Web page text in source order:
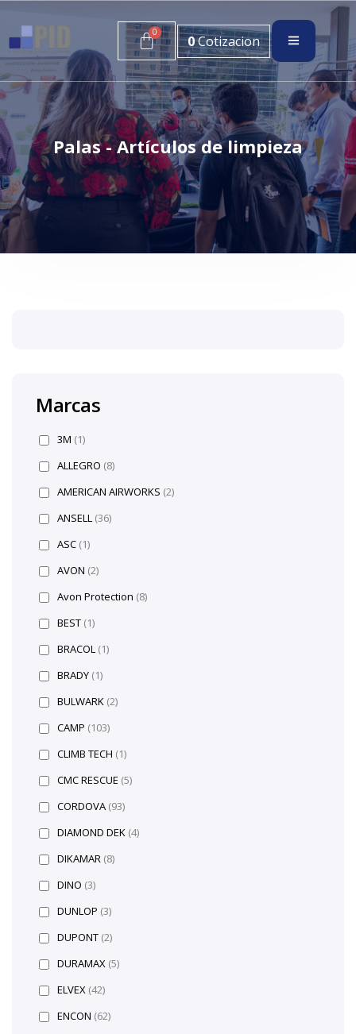
0Cotizacion
Palas - Artículos de limpieza
Marcas
3M (1)
ALLEGRO (8)
AMERICAN AIRWORKS (2)
ANSELL (36)
ASC (1)
AVON (2)
Avon Protection (8)
BEST (1)
BRACOL (1)
BRADY (1)
BULWARK (2)
CAMP (103)
CLIMB TECH (1)
CMC RESCUE (5)
CORDOVA (93)
DIAMOND DEK (4)
DIKAMAR (8)
DINO (3)
DUNLOP (3)
DUPONT (2)
DURAMAX (5)
ELVEX (42)
ENCON (62)